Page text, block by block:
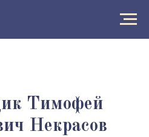
Тимофей
Некрасов